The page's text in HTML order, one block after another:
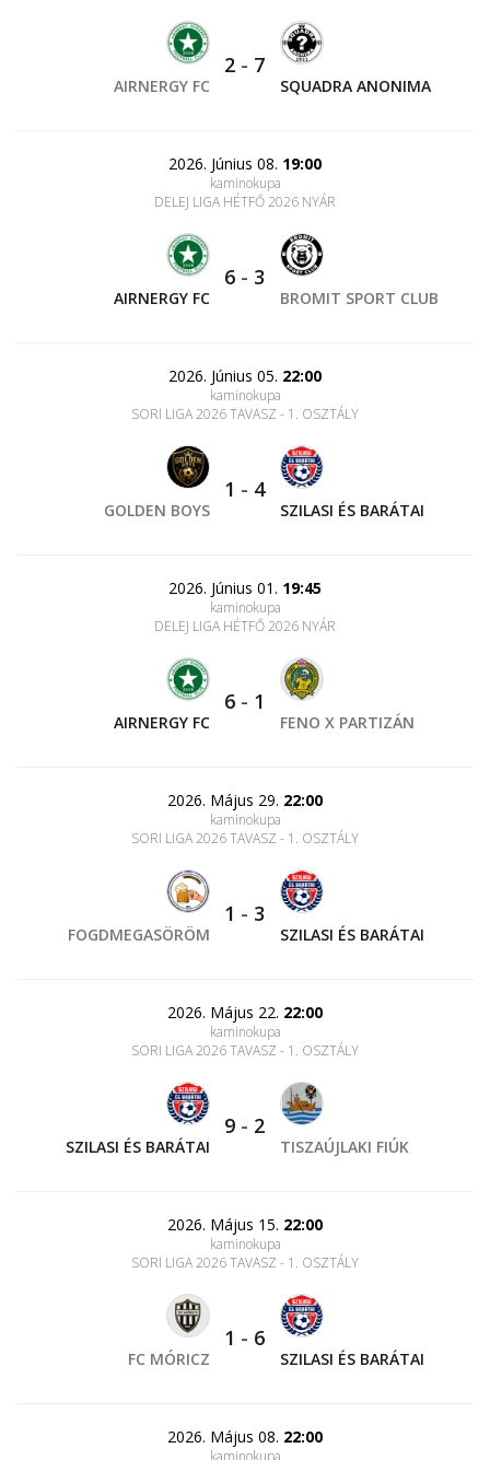
AIRNERGY FC
2 - 7
SQUADRA ANONIMA
2026. Június 08. 19:00
kaminokupa
DELEJ LIGA HÉTFŐ 2026 NYÁR
AIRNERGY FC
6 - 3
BROMIT SPORT CLUB
2026. Június 05. 22:00
kaminokupa
SORI LIGA 2026 TAVASZ - 1. OSZTÁLY
GOLDEN BOYS
1 - 4
SZILASI ÉS BARÁTAI
2026. Június 01. 19:45
kaminokupa
DELEJ LIGA HÉTFŐ 2026 NYÁR
AIRNERGY FC
6 - 1
FENO X PARTIZÁN
2026. Május 29. 22:00
kaminokupa
SORI LIGA 2026 TAVASZ - 1. OSZTÁLY
FOGDMEGASÖRÖM
1 - 3
SZILASI ÉS BARÁTAI
2026. Május 22. 22:00
kaminokupa
SORI LIGA 2026 TAVASZ - 1. OSZTÁLY
SZILASI ÉS BARÁTAI
9 - 2
TISZAÚJLAKI FIÚK
2026. Május 15. 22:00
kaminokupa
SORI LIGA 2026 TAVASZ - 1. OSZTÁLY
FC MÓRICZ
1 - 6
SZILASI ÉS BARÁTAI
2026. Május 08. 22:00
kaminokupa